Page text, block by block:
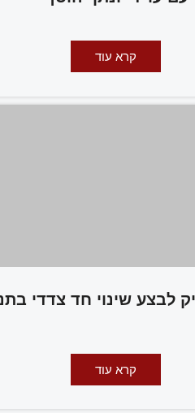
קרא עוד
לבצע שינוי חד צדדי
קרא עוד